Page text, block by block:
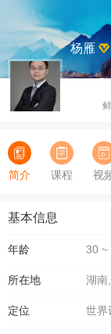
杨雁
简介 课程 视
基本信息
年龄 30 ~
所在地 湖南
定位 世界